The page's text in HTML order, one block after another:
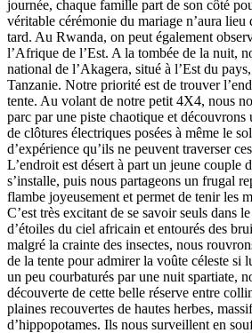
journée, chaque famille part de son côté
véritable cérémonie du mariage n’aura lieu
tard. Au Rwanda, on peut également
l’Afrique de l’Est. A la tombée de la nuit,
national de l’Akagera, situé à l’Est du
Tanzanie. Notre priorité est de trouver
tente. Au volant de notre petit 4X4, nous
parc par une piste chaotique et découvrons
de clôtures électriques posées à même le
d’expérience qu’ils ne peuvent traverser
L’endroit est désert à part un jeune couple
s’installe, puis nous partageons un frugal
flambe joyeusement et permet de tenir les
C’est très excitant de se savoir seuls dans
d’étoiles du ciel africain et entourés des
malgré la crainte des insectes, nous
de la tente pour admirer la voûte céleste si
un peu courbaturés par une nuit spartiate,
découverte de cette belle réserve entre
plaines recouvertes de hautes herbes,
d’hippopotames. Ils nous surveillent en